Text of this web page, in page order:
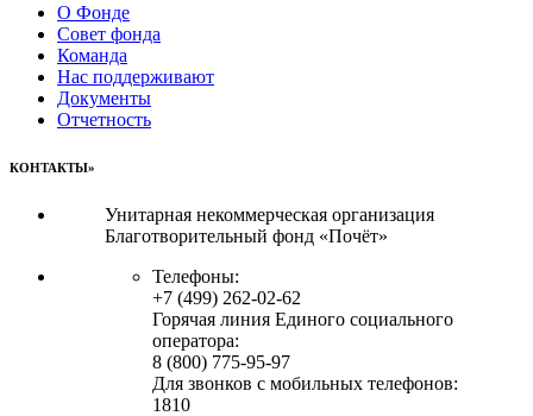
О Фонде
Совет фонда
Команда
Нас поддерживают
Документы
Отчетность
КОНТАКТЫ»
Унитарная некоммерческая организация
Благотворительный фонд «Почёт»
Телефоны:
+7 (499) 262-02-62
Горячая линия Единого социального
оператора:
8 (800) 775-95-97
Для звонков с мобильных телефонов:
1810